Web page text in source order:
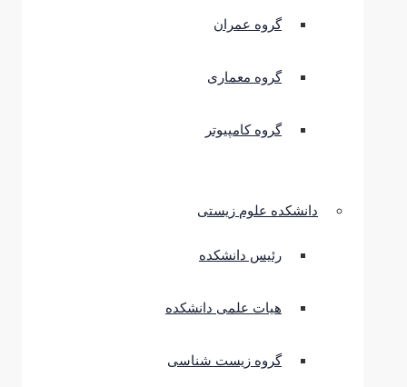
گروه عمران
گروه معماری
گروه کامپیوتر
دانشکده علوم زیستی
رئیس دانشکده
هیات علمی دانشکده
گروه زیست شناسی